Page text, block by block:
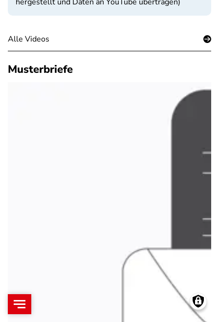
Alle Videos
Musterbriefe